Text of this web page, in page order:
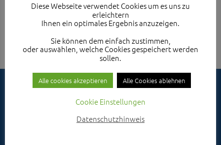
zurück zur Übersicht
TELEFON:
07961-3003-0
Diese Webseite verwendet Cookies um es uns zu
erleichtern
Ihnen ein optimales Ergebnis anzuzeigen.
Sie können dem einfach zustimmen,
oder auswählen, welche Cookies gespeichert werden
sollen.
Alle cookies akzeptieren Alle Cookies ablehnen
Cookie Einstellungen
Datenschutzhinweis